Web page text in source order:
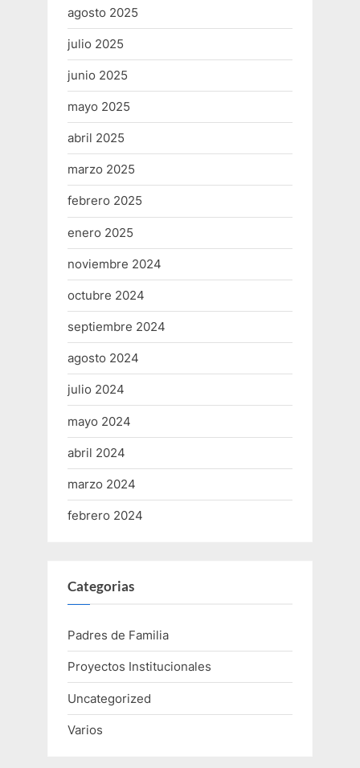
agosto 2025
julio 2025
junio 2025
mayo 2025
abril 2025
marzo 2025
febrero 2025
enero 2025
noviembre 2024
octubre 2024
septiembre 2024
agosto 2024
julio 2024
mayo 2024
abril 2024
marzo 2024
febrero 2024
Categorias
Padres de Familia
Proyectos Institucionales
Uncategorized
Varios